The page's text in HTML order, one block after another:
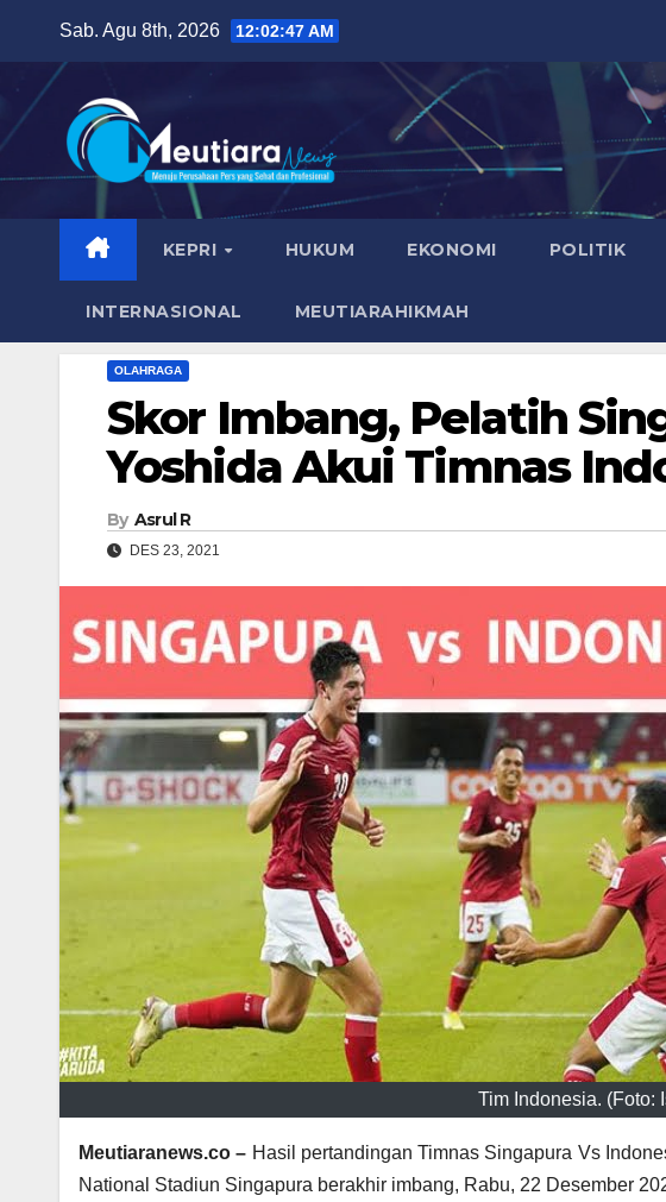
content
Sab. Agu 8th, 2026 12:02:48 AM
KEPRI HUKUM EKONOMI POLITIK
INTERNASIONAL MEUTIARAHIKMAH
OLAHRAGA
Skor Imbang, Pelatih
Yoshida Akui Timnas
By Asrul R
DES 23, 2021
Tim Indonesia. (Foto:
Meutiaranews.co – Hasil pertandingan Timnas Singapura Vs
National Stadiun Singapura berakhir imbang, Rabu, 22 Desember